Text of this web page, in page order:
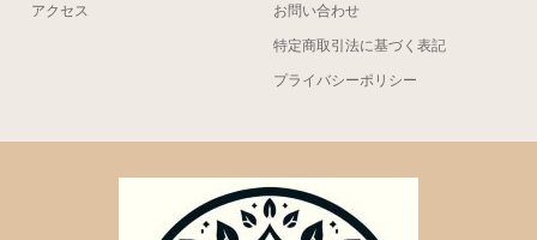
アクセス お問い合わせ
特定商取引法に基づく表記
プライバシーポリシー